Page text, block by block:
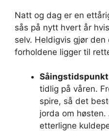
Natt og dag er en
sås på nytt hvert år
selv. Heldigvis gjør
forholdene ligger til
Såingstidspunkt
tidlig på våren.
spire, så det
jorda om
etterligne